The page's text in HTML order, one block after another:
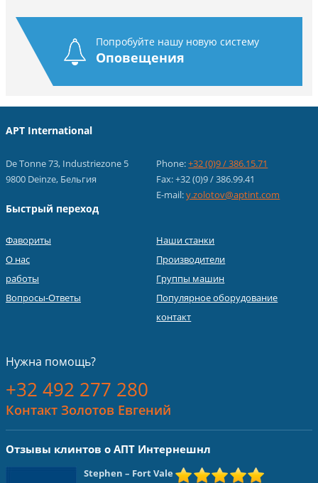
Попробуйте нашу новую систему
Оповещения
APT International
De Tonne 73, Industriezone 5
9800 Deinze, Бельгия
Phone:+32 (0)9 / 386.15.71
Fax: +32 (0)9 / 386.99.41
E-mail:y.zolotov@aptint.com
Быстрый переход
Фавориты
О нас
работы
Вопросы-Ответы
Наши станки
Производители
Группы машин
Популярное оборудование
контакт
Нужна помощь?
+32 492 277 280
Контакт Золотов Евгений
Отзывы клинтов о АПТ Интернешнл
Stephen – Fort Vale